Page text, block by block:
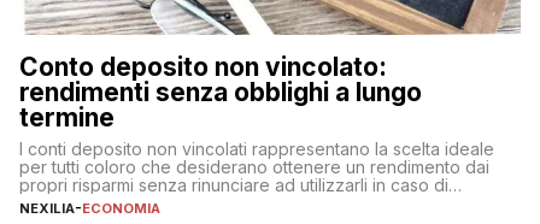
Conto deposito non vincolato:
rendimenti senza obblighi a lungo
termine
I conti deposito non vincolati rappresentano la scelta ideale
per tutti coloro che desiderano ottenere un rendimento dai
propri risparmi senza rinunciare ad utilizzarli in caso di
necessità. A differenza delle forme vincolate tradizionali,
NEXILIA-ECONOMIA